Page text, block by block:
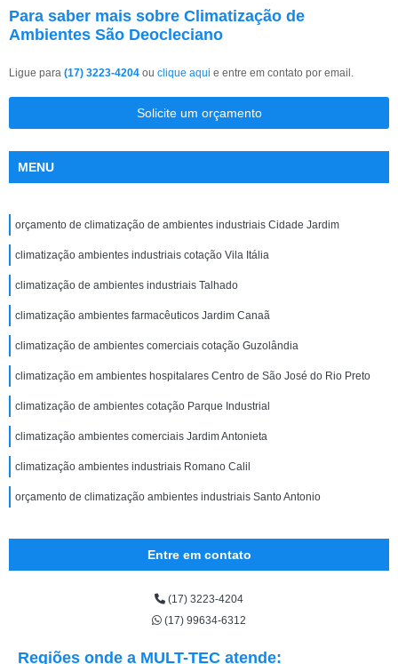
Para saber mais sobre Climatização de
Ambientes São Deocleciano
Ligue para (17) 3223-4204 ou clique aqui e entre em contato por email.
Solicite um orçamento
MENU
orçamento de climatização de ambientes industriais Cidade Jardim
climatização ambientes industriais cotação Vila Itália
climatização de ambientes industriais Talhado
climatização ambientes farmacêuticos Jardim Canaã
climatização de ambientes comerciais cotação Guzolândia
climatização em ambientes hospitalares Centro de São José do Rio Preto
climatização de ambientes cotação Parque Industrial
climatização ambientes comerciais Jardim Antonieta
climatização ambientes industriais Romano Calil
orçamento de climatização ambientes industriais Santo Antonio
Entre em contato
(17) 3223-4204
(17) 99634-6312
Regiões onde a MULT-TEC atende: